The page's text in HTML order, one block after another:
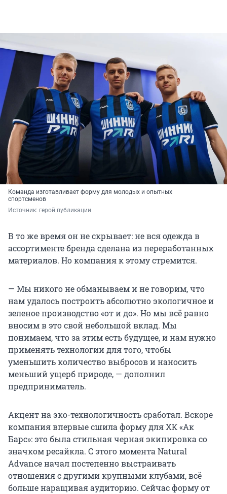
Команда изготавливает форму для молодых и опытных
спортсменов
Источник: герой публикации
В то же время он не скрывает: не вся одежда в
ассортименте бренда сделана из переработанных
материалов. Но компания к этому стремится.
— Мы никого не обманываем и не говорим, что
нам удалось построить абсолютно экологичное и
зеленое производство «от и до». Но мы всё равно
вносим в это свой небольшой вклад. Мы
понимаем, что за этим есть будущее, и нам нужно
применять технологии для того, чтобы
уменьшить количество выбросов и наносить
меньший ущерб природе, — дополнил
предприниматель.
Акцент на эко-технологичность сработал. Вскоре
компания впервые сшила форму для ХК «Ак
Барс»: это была стильная черная экипировка со
значком ресайкла. С этого момента Natural
Advance начал постепенно выстраивать
отношения с другими крупными клубами, всё
больше наращивая аудиторию. Сейчас форму от